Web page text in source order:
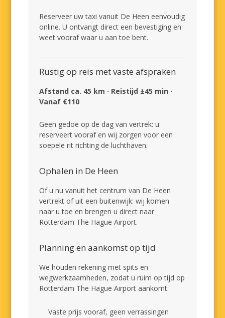
Reserveer uw taxi vanuit De Heen eenvoudig
online. U ontvangt direct een bevestiging en
weet vooraf waar u aan toe bent.
Rustig op reis met vaste afspraken
Afstand ca. 45 km · Reistijd ±45 min ·
Vanaf €110
Geen gedoe op de dag van vertrek: u
reserveert vooraf en wij zorgen voor een
soepele rit richting de luchthaven.
Ophalen in De Heen
Of u nu vanuit het centrum van De Heen
vertrekt of uit een buitenwijk: wij komen
naar u toe en brengen u direct naar
Rotterdam The Hague Airport.
Planning en aankomst op tijd
We houden rekening met spits en
wegwerkzaamheden, zodat u ruim op tijd op
Rotterdam The Hague Airport aankomt.
Vaste prijs vooraf, geen verrassingen